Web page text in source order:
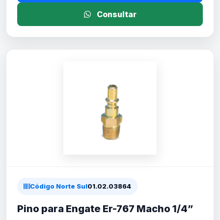
Consultar
Código Norte Sul01.02.03864
Pino para Engate Er-767 Macho 1/4”